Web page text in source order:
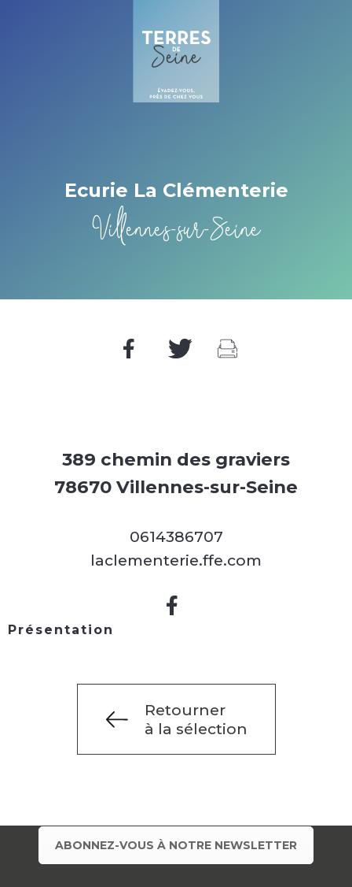
Ecurie La Clémenterie
Villennes-sur-Seine
389 chemin des graviers
78670 Villennes-sur-Seine
0614386707
laclementerie.ffe.com
Présentation
Retourner
à la sélection
ABONNEZ-VOUS À NOTRE NEWSLETTER